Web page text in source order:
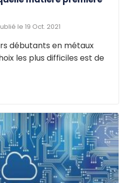
le 19 Oct. 2021
débutants en métaux
les plus difficiles est de